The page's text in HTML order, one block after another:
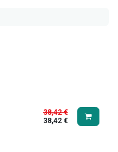
38,42€
38,42 €